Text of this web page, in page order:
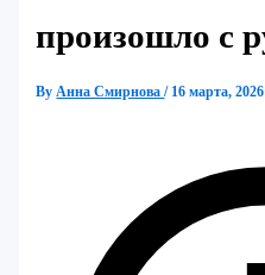
произошло с
ByАнна Смирнова/ 16 марта, 2026